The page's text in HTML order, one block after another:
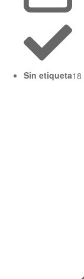
Sin etiqueta18